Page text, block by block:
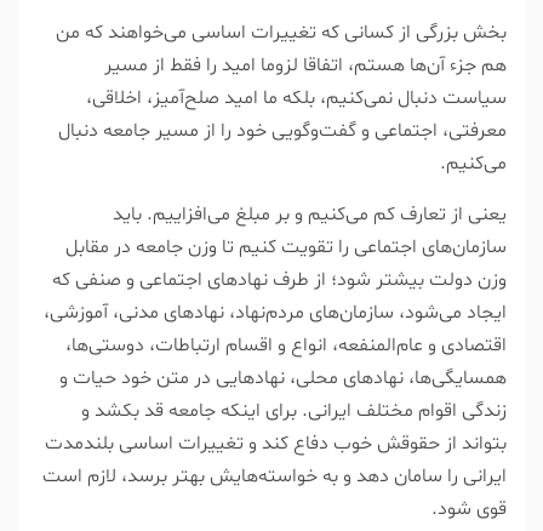
بخش بزرگی از کسانی که تغییرات اساسی می‌خواهند که من
هم جزء آن‌ها هستم، اتفاقا لزوما امید را فقط از مسیر
سیاست دنبال نمی‌کنیم، بلکه ما امید صلح‌آمیز، اخلاقی،
معرفتی، اجتماعی و گفت‌وگویی خود را از مسیر جامعه دنبال
می‌کنیم.
یعنی از تعارف کم می‌کنیم و بر مبلغ می‌افزاییم. باید
سازمان‌های اجتماعی را تقویت کنیم تا وزن جامعه در مقابل
وزن دولت بیشتر شود؛ از طرف نهاد‌های اجتماعی و صنفی که
ایجاد می‌شود، سازمان‌های مردم‌نهاد، نهاد‌های مدنی، آموزشی،
اقتصادی و عام‌المنفعه، انواع و اقسام ارتباطات، دوستی‌ها،
همسایگی‌ها، نهاد‌های محلی، نهاد‌هایی در متن خود حیات و
زندگی اقوام مختلف ایرانی. برای اینکه جامعه قد بکشد و
بتواند از حقوقش خوب دفاع کند و تغییرات اساسی بلند‌مدت
ایرانی را سامان دهد و به خواسته‌هایش بهتر برسد، لازم است
قوی شود.